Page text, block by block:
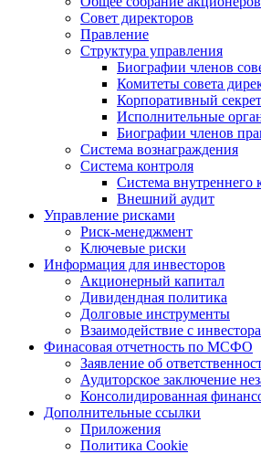
Совет директоров
Правление
Структура управления
Биографии членов
Комитеты совета
Корпоративный
Исполнительные
Биографии членов
Система вознаграждения
Система контроля
Система внутреннего
Внешний аудит
Управление рисками
Риск-менеджмент
Ключевые риски
Информация для инвесторов
Акционерный капитал
Дивидендная политика
Долговые инструменты
Взаимодействие с
Финасовая отчетность по МСФО
Заявление об
Аудиторское заключение
Консолидированная
Дополнительные ссылки
Приложения
Политика Cookie